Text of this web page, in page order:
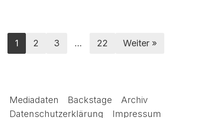
1 2 3 … 22 Weiter »
Mediadaten Backstage
Archiv
Datenschutzerklärung
Impressum